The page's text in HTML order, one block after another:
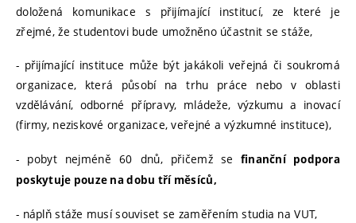
doložená komunikace s přijímající institucí, ze které je
zřejmé, že studentovi bude umožněno účastnit se stáže,
- přijímající instituce může být jakákoli veřejná či soukromá
organizace, která působí na trhu práce nebo v oblasti
vzdělávání, odborné přípravy, mládeže, výzkumu a inovací
(firmy, neziskové organizace, veřejné a výzkumné instituce),
- pobyt nejméně 60 dnů, přičemž se finanční podpora
poskytuje pouze na dobu tří měsíců,
- náplň stáže musí souviset se zaměřením studia na VUT,